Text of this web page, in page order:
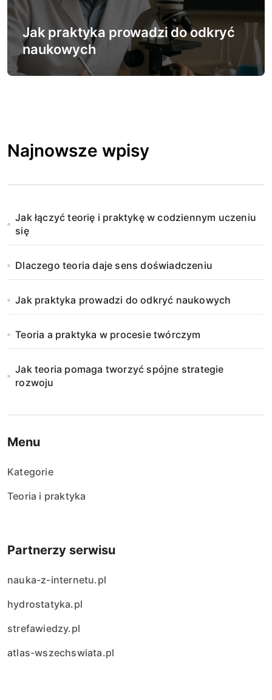
Jak praktyka prowadzi do odkryć
naukowych
Najnowsze wpisy
Jak łączyć teorię i praktykę w codziennym uczeniu
się
Dlaczego teoria daje sens doświadczeniu
Jak praktyka prowadzi do odkryć naukowych
Teoria a praktyka w procesie twórczym
Jak teoria pomaga tworzyć spójne strategie
rozwoju
Menu
Kategorie
Teoria i praktyka
Partnerzy serwisu
nauka-z-internetu.pl
hydrostatyka.pl
strefawiedzy.pl
atlas-wszechswiata.pl